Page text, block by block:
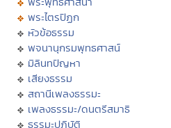
พระไตรปิฏก
หัวข้อธรรม
พจนานุกรมพุทธศาสน์
มิลินทปัญหา
เสียงธรรม
สถานีเพลงธรรมะ
เพลงธรรมะ/ดนตรีสมาธิ
ธรรมะปฏิบัติ